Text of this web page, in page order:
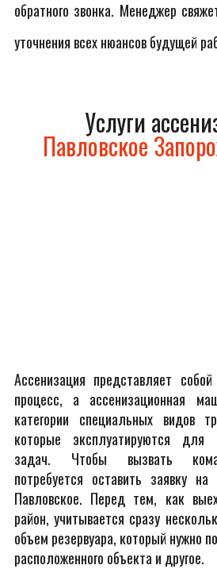
обратного звонка. Менеджер
уточнения всех нюансов будущей
Услуги
Павловское
Ассенизация представляет
процесс, а ассенизационная
категории специальных видов
которые эксплуатируются для
задач. Чтобы вызвать
потребуется оставить заявку
Павловское. Перед тем, как
район, учитывается сразу
объем резервуара, который нужно
расположенного объекта и другое.